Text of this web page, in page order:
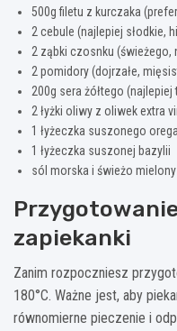
500g filetu z kurczaka
2 cebule (najlepiej słodkie,
2 ząbki czosnku (świeżego,
2 pomidory (dojrzałe,
200g sera żółtego
2 łyżki oliwy z oliwek extra
1 łyżeczka suszonego
1 łyżeczka suszonej bazylii
sól morska i świeżo
zapiekanki
Zanim rozpoczniesz
180°C. Ważne jest, aby
równomierne pieczenie i